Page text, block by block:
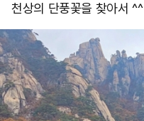
천상의 단풍꽃을 찾아서 ^^